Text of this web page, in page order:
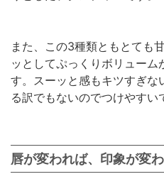
また、この3種類ともとても
ッとしてぷっくりボリューム
す。スーッと感もキツすぎな
る訳でもないのでつけやすい
唇が変われば、印象が変わ